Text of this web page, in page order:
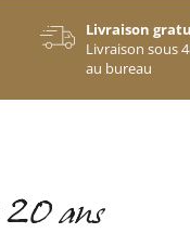
Livraison
Livraison sous
au bureau